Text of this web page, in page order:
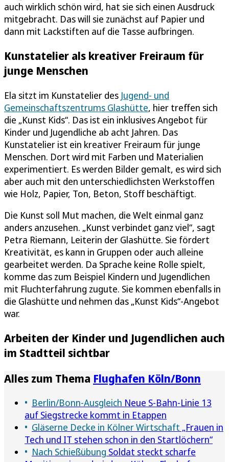
auch wirklich schön wird, hat sie sich einen Ausdruck
mitgebracht. Das will sie zunächst auf Papier und
dann mit Lackstiften auf die Tasse aufbringen.
Kunstatelier als kreativer Freiraum für
junge Menschen
Ela sitzt im Kunstatelier des Jugend- und
Gemeinschaftszentrums Glashütte, hier treffen sich
die „Kunst Kids“. Das ist ein inklusives Angebot für
Kinder und Jugendliche ab acht Jahren. Das
Kunstatelier ist ein kreativer Freiraum für junge
Menschen. Dort wird mit Farben und Materialien
experimentiert. Es werden Bilder gemalt, es wird sich
aber auch mit den unterschiedlichsten Werkstoffen
wie Holz, Papier, Ton, Beton, Stoff beschäftigt.
Die Kunst soll Mut machen, die Welt einmal ganz
anders anzusehen. „Kunst verbindet ganz viel“, sagt
Petra Riemann, Leiterin der Glashütte. Sie fördert
Kreativität, es kann in Gruppen oder auch alleine
gearbeitet werden. Da Sprache keine Rolle spielt,
komme das zum Beispiel Kindern und Jugendlichen
mit Fluchterfahrung zugute. Sie kommen ebenfalls in
die Glashütte und nehmen das „Kunst Kids“-Angebot
war.
Arbeiten der Kinder und Jugendlichen auch
im Stadtteil sichtbar
Alles zum Thema Flughafen Köln/Bonn
Berlin/Bonn-Ausgleich Neue S-Bahn-Linie 13
auf Siegstrecke kommt in Etappen
Gläserne Decke in Kölner Wirtschaft „Frauen in
Tech und IT stehen schon in den Startlöchern“
Nach Schießübung Soldat steckt scharfe